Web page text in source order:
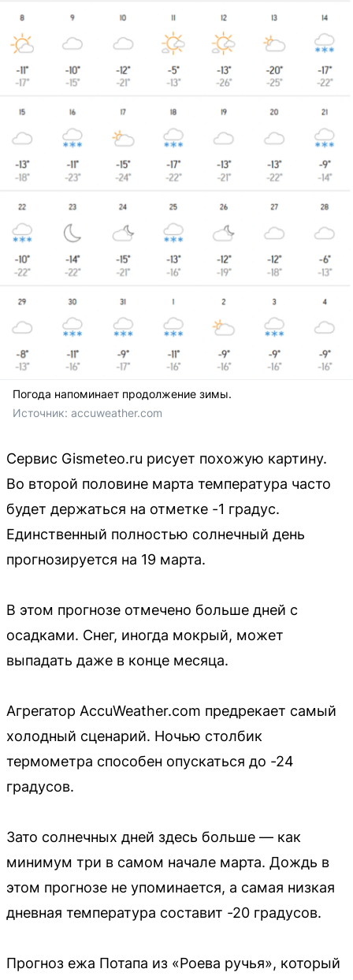
Погода напоминает продолжение зимы.
Источник: accuweather.com
Сервис Gismeteo.ru рисует похожую картину.
Во второй половине марта температура часто
будет держаться на отметке -1 градус.
Единственный полностью солнечный день
прогнозируется на 19 марта.
В этом прогнозе отмечено больше дней с
осадками. Снег, иногда мокрый, может
выпадать даже в конце месяца.
Агрегатор AccuWeather.com предрекает самый
холодный сценарий. Ночью столбик
термометра способен опускаться до -24
градусов.
Зато солнечных дней здесь больше — как
минимум три в самом начале марта. Дождь в
этом прогнозе не упоминается, а самая низкая
дневная температура составит -20 градусов.
Прогноз ежа Потапа из «Роева ручья», который